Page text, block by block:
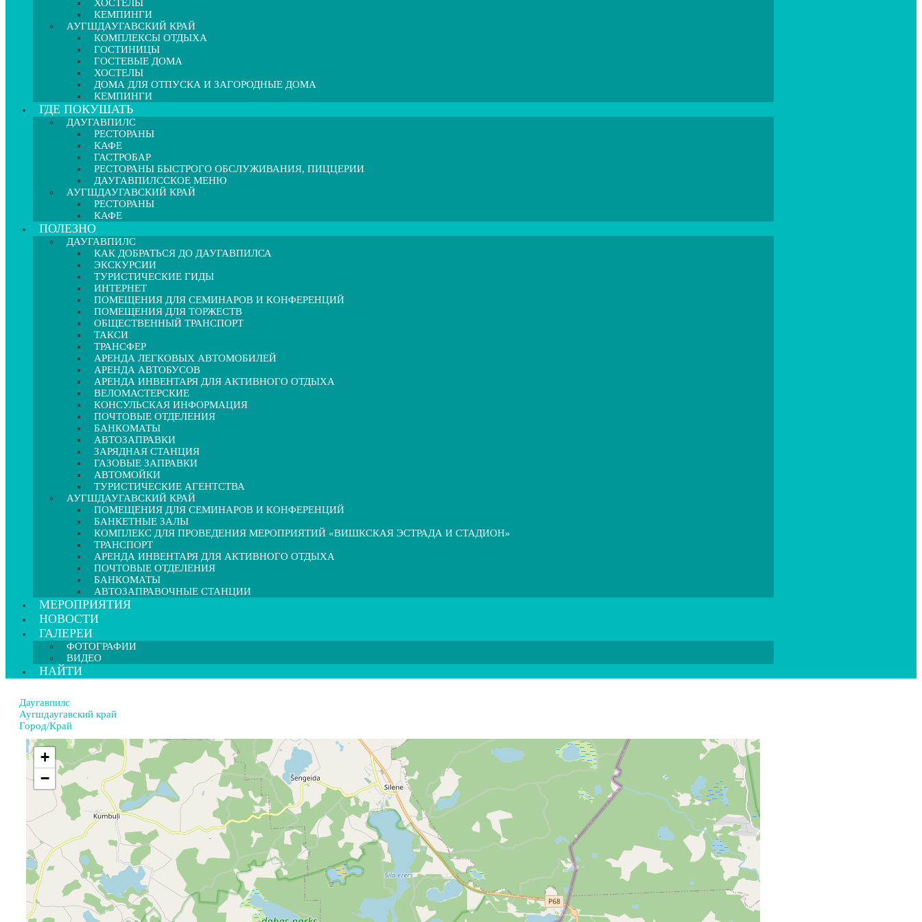
ХОСТЕЛЫ
КЕМПИНГИ
АУГШДАУГАВСКИЙ КРАЙ
КОМПЛЕКСЫ ОТДЫХА
ГОСТИНИЦЫ
ГОСТЕВЫЕ ДОМА
ХОСТЕЛЫ
ДОМА ДЛЯ ОТПУСКА И ЗАГОРОДНЫЕ ДОМА
КЕМПИНГИ
ГДЕ ПОКУШАТЬ
ДАУГАВПИЛС
РЕСТОРАНЫ
КАФЕ
ГАСТРОБАР
РЕСТОРАНЫ БЫСТРОГО ОБСЛУЖИВАНИЯ, ПИЦЦЕРИИ
ДАУГАВПИЛССКОЕ МЕНЮ
АУГШДАУГАВСКИЙ КРАЙ
РЕСТОРАНЫ
КАФЕ
ПОЛЕЗНО
ДАУГАВПИЛС
КАК ДОБРАТЬСЯ ДО ДАУГАВПИЛСА
ЭКСКУРСИИ
ТУРИСТИЧЕСКИЕ ГИДЫ
ИНТЕРНЕТ
ПОМЕЩЕНИЯ ДЛЯ СЕМИНАРОВ И КОНФЕРЕНЦИЙ
ПОМЕЩЕНИЯ ДЛЯ ТОРЖЕСТВ
ОБЩЕСТВЕННЫЙ ТРАНСПОРТ
ТАКСИ
ТРАНСФЕР
АРЕНДА ЛЕГКОВЫХ АВТОМОБИЛЕЙ
АРЕНДА АВТОБУСОВ
АРЕНДА ИНВЕНТАРЯ ДЛЯ АКТИВНОГО ОТДЫХА
ВЕЛОМАСТЕРСКИЕ
КОНСУЛЬСКАЯ ИНФОРМАЦИЯ
ПОЧТОВЫЕ ОТДЕЛЕНИЯ
БАНКОМАТЫ
АВТОЗАПРАВКИ
ЗАРЯДНАЯ СТАНЦИЯ
ГАЗОВЫЕ ЗАПРАВКИ
АВТОМОЙКИ
ТУРИСТИЧЕСКИЕ АГЕНТСТВА
АУГШДАУГАВСКИЙ КРАЙ
ПОМЕЩЕНИЯ ДЛЯ СЕМИНАРОВ И КОНФЕРЕНЦИЙ
БАНКЕТНЫЕ ЗАЛЫ
КОМПЛЕКС ДЛЯ ПРОВЕДЕНИЯ МЕРОПРИЯТИЙ «ВИШКСКАЯ ЭСТРАДА И СТАДИОН»
ТРАНСПОРТ
АРЕНДА ИНВЕНТАРЯ ДЛЯ АКТИВНОГО ОТДЫХА
ПОЧТОВЫЕ ОТДЕЛЕНИЯ
БАНКОМАТЫ
АВТОЗАПРАВОЧНЫЕ СТАНЦИИ
МЕРОПРИЯТИЯ
НОВОСТИ
ГАЛЕРЕИ
ФОТОГРАФИИ
ВИДЕО
НАЙТИ
Даугавпилс
Аугшдаугавский край
Город/Край
+
−